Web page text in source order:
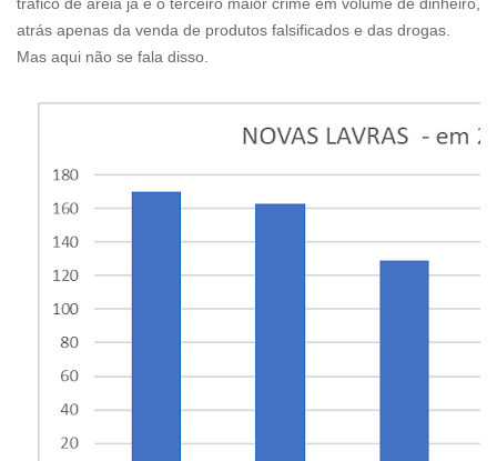
atrás apenas da venda de produtos falsificados e das drogas.
Mas aqui não se fala disso.